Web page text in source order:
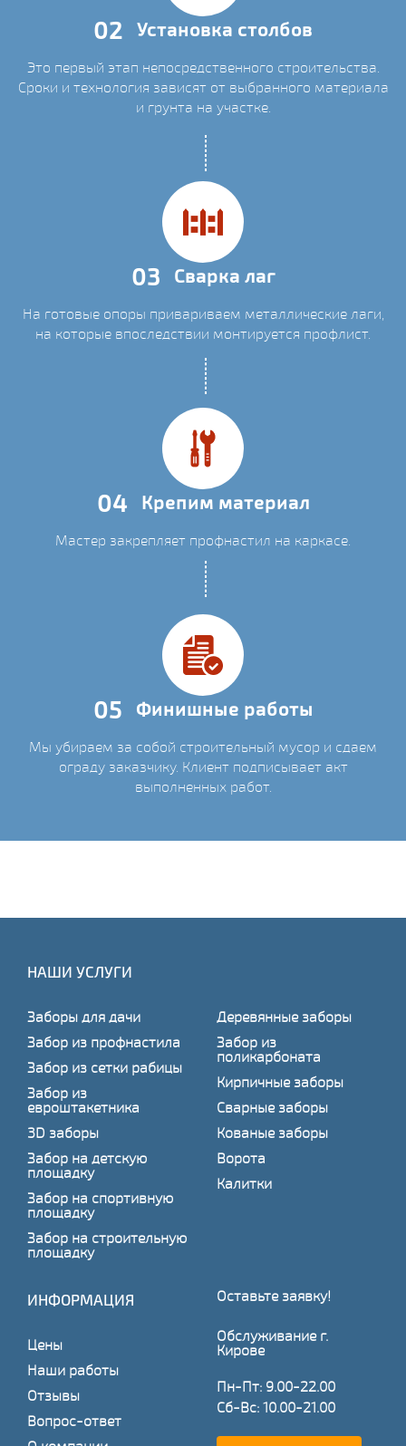
02 Установка столбов
Это первый этап непосредственного строительства.
Сроки и технология зависят от выбранного материала
и грунта на участке.
03 Сварка лаг
На готовые опоры привариваем металлические лаги,
на которые впоследствии монтируется профлист.
04 Крепим материал
Мастер закрепляет профнастил на каркасе.
05 Финишные работы
Мы убираем за собой строительный мусор и сдаем
ограду заказчику. Клиент подписывает акт
выполненных работ.
НАШИ УСЛУГИ
Заборы для дачи
Забор из профнастила
Забор из сетки рабицы
Забор из
евроштакетника
3D заборы
Забор на детскую
площадку
Забор на спортивную
площадку
Забор на строительную
площадку
Деревянные заборы
Забор из
поликарбоната
Кирпичные заборы
Сварные заборы
Кованые заборы
Ворота
Калитки
ИНФОРМАЦИЯ
Цены
Наши работы
Отзывы
Вопрос-ответ
Оставьте заявку!
Обслуживание г.
Кирове
Пн-Пт: 9.00-22.00
Сб-Вс: 10.00-21.00